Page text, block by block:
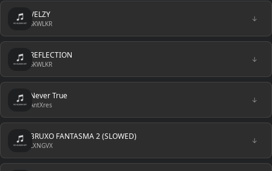
VELZY
SKWLKR
↓
REFLECTION
SKWLKR
↓
Never True
AntXres
↓
BRUXO FANTASMA 2 (SLOWED)
LXNGVX
↓